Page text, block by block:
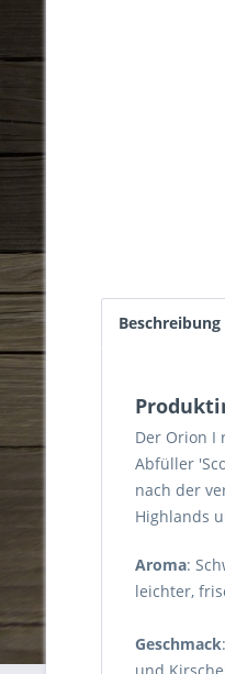
Beschreibung
Der Orion I
Abfüller
nach der
Highlands
Aroma:
leichter,
Geschmack